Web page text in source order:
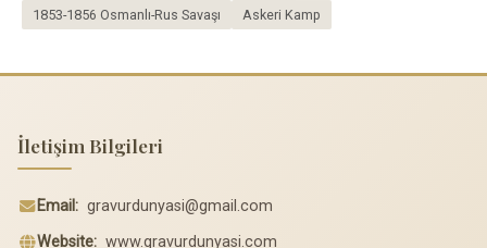
1853-1856 Osmanlı-Rus Savaşı
Askeri Kamp
İletişim Bilgileri
Email: gravurdunyasi@gmail.com
Website: www.gravurdunyasi.com